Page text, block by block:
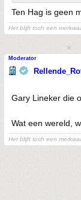
Ten Hag is geen
Het blijft toch een
Moderator
Gary Lineker die
Wat een wereld,
Het blijft toch een